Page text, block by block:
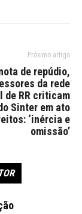
Próximo artigo
de repúdio,
da rede
de RR criticam
Sinter em ato
‘inércia e
omissão’